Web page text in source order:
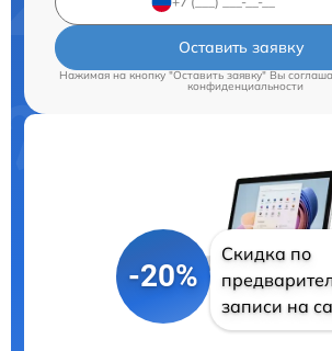
Оставить заявку
Нажимая на кнопку "Оставить заявку" Вы
конфиденциальности
-20%
Скидка по
записи на